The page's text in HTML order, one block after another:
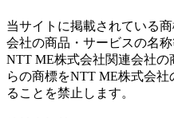
当サイトに掲載されている
会社の商品・サービスの名
NTT ME株式会社関連会社
らの商標をNTT ME株式会
ることを禁止します。